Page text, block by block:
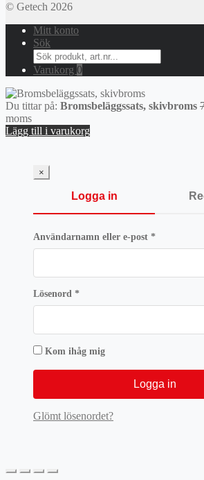
© Getech 2026
Mitt konto
Sök
Search
for:
Varukorg 0
Du tittar på: Bromsbeläggssats, skivbroms
moms
Lägg till i varukorg
×
Logga in
Användarnamn eller e-post *
Lösenord *Obligatoriskt
Kom ihåg mig
Logga in
Glömt lösenordet?